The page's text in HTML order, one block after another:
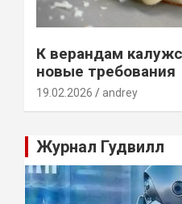
К верандам
новые требования
19.02.2026 andrey
Журнал Гудвилл